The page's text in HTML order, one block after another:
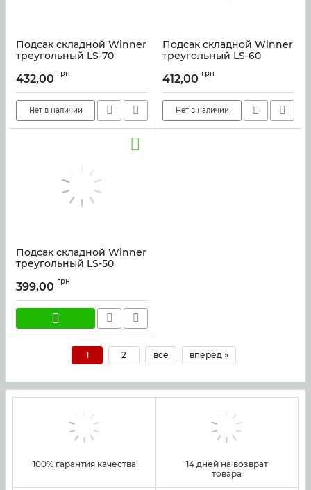
Подсак складной Winner
треугольный LS-70
432,00 грн
Нет в наличии
Подсак складной Winner
треугольный LS-60
412,00 грн
Нет в наличии
Подсак складной Winner
треугольный LS-50
399,00 грн
1 2 все вперёд »
100% гарантия качества
14 дней на возврат
товара